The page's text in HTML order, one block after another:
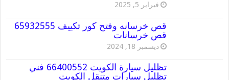
فبراير 5, 2025
قص خرسانه وفتح كور تكييف 65932555
قص خرسانات
ديسمبر 18, 2024
تظليل سيارة الكويت 66400552 فني
تظليل سيارات متنقل الكويت